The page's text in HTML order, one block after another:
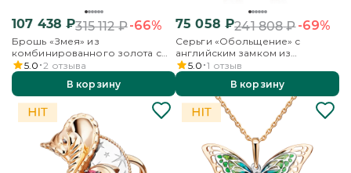
107 438 ₽315 112₽-66%
Брошь «Змея» из
комбинированного золота с
цитринами
5.0 2 отзыва
В корзину
75 058 ₽241 808₽-69%
Серьги «Обольщение» с
английским замком из
комбинированного золота с
гранатом
5.0 1 отзыв
В корзину